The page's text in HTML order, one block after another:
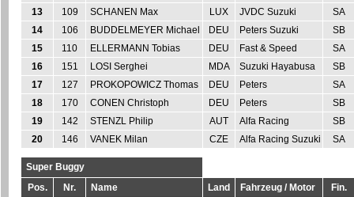
13
109 SCHANEN Max LUX JVDC Suzuki
SA
14
106 BUDDELMEYER Michael DEU Peters Suzuki
SB
15
110 ELLERMANN Tobias DEU Fast & Speed
SA
16
151 LOSI Serghei MDA Suzuki Hayabusa
SB
17
127 PROKOPOWICZ Thomas DEU Peters
SA
18
170 CONEN Christoph DEU Peters
SB
19
142 STENZL Philip AUT Alfa Racing
SB
20
146 VANEK Milan CZE Alfa Racing Suzuki SA
Super Buggy
Pos.
Nr. Name Land Fahrzeug / Motor
Fin.